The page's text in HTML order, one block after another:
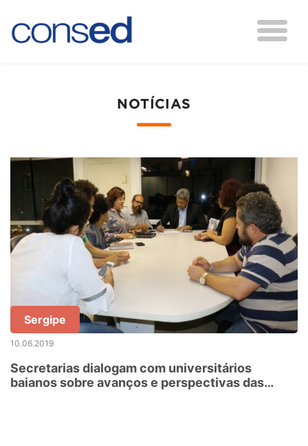
NOTÍCIAS
Sergipe
10.06.2019
Secretarias dialogam com universitários
baianos sobre avanços e perspectivas das